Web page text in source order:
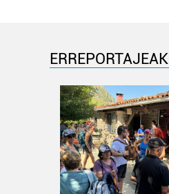
ERREPORTAJEAK